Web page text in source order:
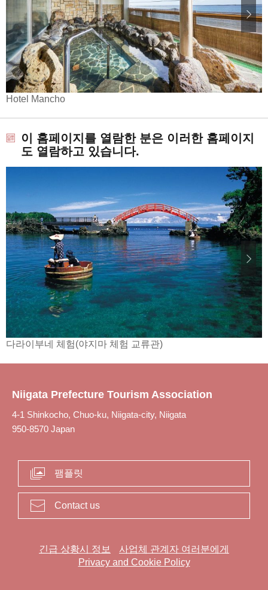
Hotel Mancho
이 홈페이지를 열람한 분은 이러한 홈페이지
도 열람하고 있습니다.
다라이부네 체험(야지마 체험 교류관)
Niigata Prefecture Tourism Association
4-1 Shinkocho, Chuo-ku, Niigata-city, Niigata
950-8570 Japan
팸플릿
Contact us
긴급 상황시 정보
사업체 관계자 여러분에게
Privacy and Cookie Policy